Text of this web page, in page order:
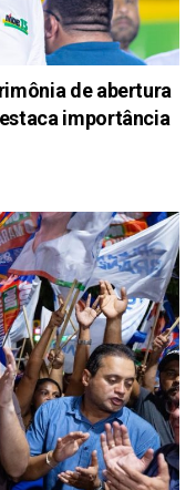
de abertura
importância